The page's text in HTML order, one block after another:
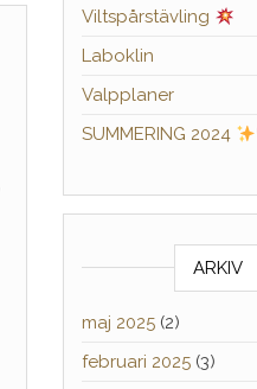
Viltspårstävling
Laboklin
Valpplaner
SUMMERING 2024
ARKIV
maj 2025(2)
februari 2025(3)